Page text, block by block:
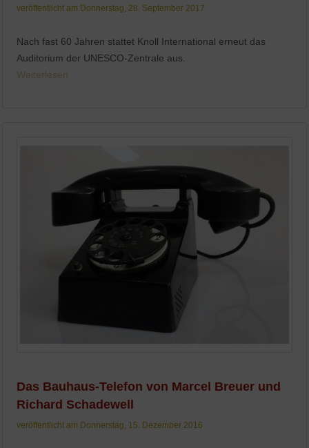
veröffentlicht am Donnerstag, 28. September 2017
Nach fast 60 Jahren stattet Knoll International erneut das
Auditorium der UNESCO-Zentrale aus.
Weiterlesen
Das Bauhaus-Telefon von Marcel Breuer und
Richard Schadewell
veröffentlicht am Donnerstag, 15. Dezember 2016